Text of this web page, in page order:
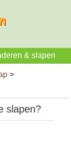
& slapen
>
slapen?